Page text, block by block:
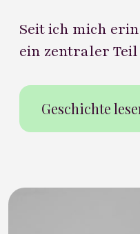
Seit ich mich
ein zentraler
Geschichte